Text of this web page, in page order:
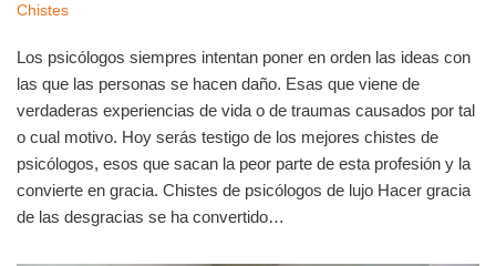
Chistes
Los psicólogos siempres intentan poner en orden las ideas con
las que las personas se hacen daño. Esas que viene de
verdaderas experiencias de vida o de traumas causados por tal
o cual motivo. Hoy serás testigo de los mejores chistes de
psicólogos, esos que sacan la peor parte de esta profesión y la
convierte en gracia. Chistes de psicólogos de lujo Hacer gracia
de las desgracias se ha convertido…